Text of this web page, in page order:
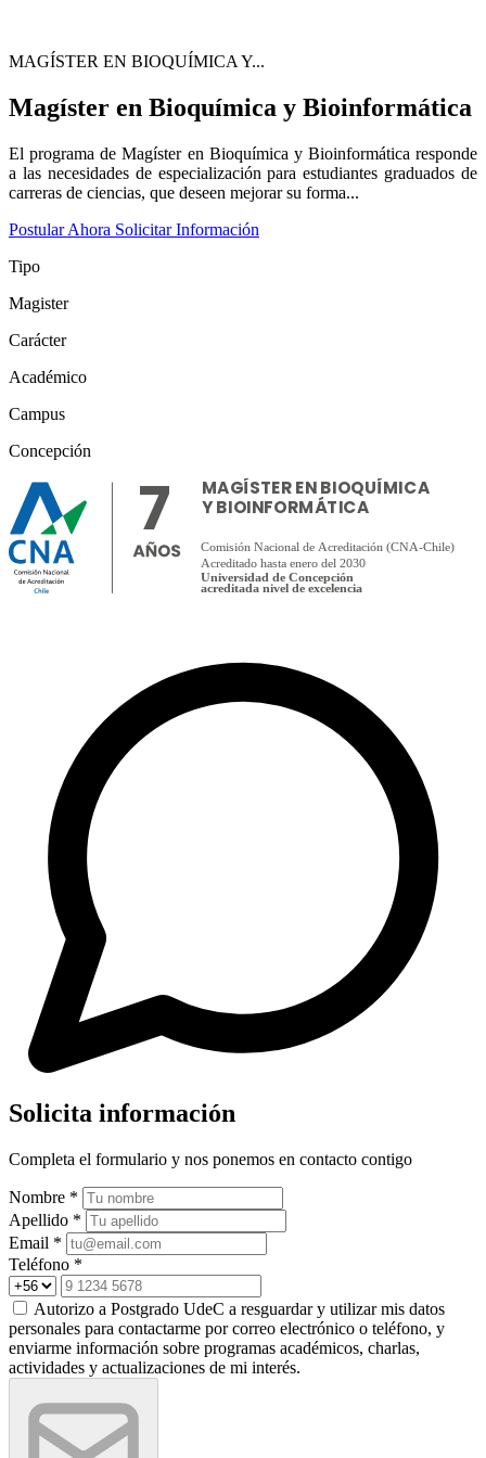
MAGÍSTER EN BIOQUÍMICA Y...
Magíster en Bioquímica y Bioinformática
El programa de Magíster en Bioquímica y Bioinformática responde
a las necesidades de especialización para estudiantes graduados de
carreras de ciencias, que deseen mejorar su forma...
Postular Ahora Solicitar Información
Tipo
Magister
Carácter
Académico
Campus
Concepción
Universidad de Concepción
acreditada nivel de excelencia
7 MAGÍSTER EN BIOQUÍMICA
Y BIOINFORMÁTICA
Comisión Nacional de Acreditación (CNA-Chile)
Acreditado hasta enero del 2030
Solicita información
Completa el formulario y nos ponemos en contacto contigo
Nombre *
Apellido *
Email *
Teléfono *
Autorizo a Postgrado UdeC a resguardar y utilizar mis datos
personales para contactarme por correo electrónico o teléfono, y
enviarme información sobre programas académicos, charlas,
actividades y actualizaciones de mi interés.